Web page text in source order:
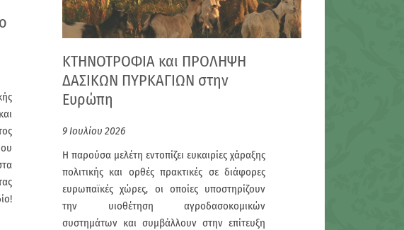
ΚΤΗΝΟΤΡΟΦΙΑ και ΠΡΟΛΗΨΗ
ΔΑΣΙΚΩΝ ΠΥΡΚΑΓΙΩΝ στην
Ευρώπη
9 Ιουλίου 2026
Η παρούσα μελέτη εντοπίζει ευκαιρίες χάραξης
πολιτικής και ορθές πρακτικές σε διάφορες
ευρωπαϊκές χώρες, οι οποίες υποστηρίζουν
την υιοθέτηση αγροδασοκομικών
συστημάτων και συμβάλλουν στην επίτευξη